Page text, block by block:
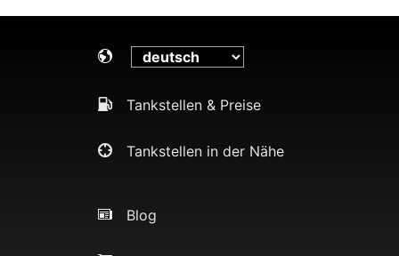
Tankstellen & Preise
Tankstellen in der Nähe
Blog